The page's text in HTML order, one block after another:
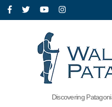
Discovering